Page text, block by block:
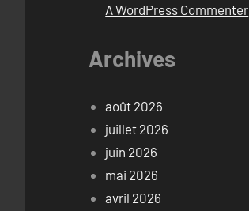
A WordPress Commenter
Archives
août 2026
juillet 2026
juin 2026
mai 2026
avril 2026